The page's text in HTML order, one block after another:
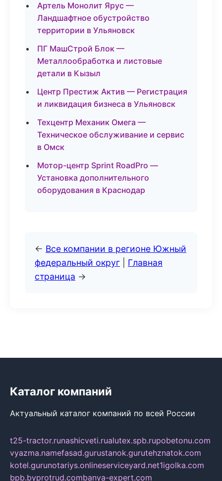
Артель Монолит Ярус —
Ландшафтное обустройство
территории в Ульяновск
ПГ МашСтрой Блок —
Металлообработка и листовые
детали в Кызыл
Центр Престиж Актив — Регистрация
и ликвидация бизнеса в Ульяновск
Техцентр Механик Омега —
Техническое обслуживание и сервис
в Омск
Мотор-центр Sprint RoadPro —
Установка дополнительного
оборудования в Краснодар
← Все компании в регионе Южный
федеральный округ
Главная
страница →
Каталог компаний
Актуальный каталог компаний по всей России
t25-tractor.runashicveti.rualutex.spb.rupobetonu.com
vyazma.namefasad.gurustanok.gurutehznatok.com
kotel.gurunotariys.onlineserviceyard.net1igolka.com
bpb.byprotrud.combanya-expert.com